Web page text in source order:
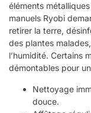
éléments
manuels Ryobi
retirer la terre,
des plantes
l’humidité. Certains
démontables pour
Nettoyage
douce.